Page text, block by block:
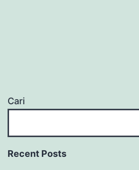
Cari
Recent Posts